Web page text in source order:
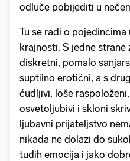
odluče pobijediti u
Tu se radi o
krajnosti. S jedne strane
diskretni, pomalo
suptilno erotični, a s
ćudljivi, loše
osvetoljubivi i skloni
ljubavni prijateljstvo
nikada ne dolazi do
tuđih emocija i jako